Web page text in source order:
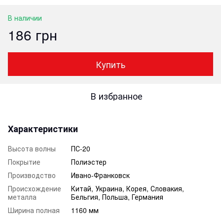
В наличии
186 грн
Купить
В избранное
Характеристики
Высота волны
ПС-20
Покрытие
Полиэстер
Производство
Ивано-Франковск
Происхождение
металла
Китай, Украина, Корея, Словакия,
Бельгия, Польша, Германия
Ширина полная
1160 мм